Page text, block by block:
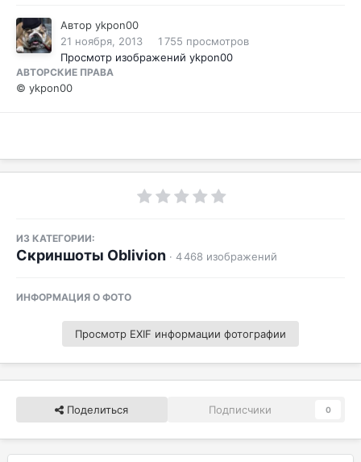
Автор ykpon00
21 ноября, 2013
1 755 просмотров
Просмотр изображений ykpon00
АВТОРСКИЕ ПРАВА
© ykpon00
ИЗ КАТЕГОРИИ:
Скриншоты Oblivion · 4 468 изображений
ИНФОРМАЦИЯ О ФОТО
Просмотр EXIF информации фотографии
Поделиться Подписчики 0